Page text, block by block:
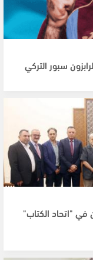
سبور التركي
"اتحاد الكتاب"